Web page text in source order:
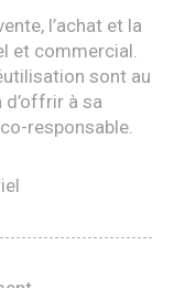
l’achat et la
et commercial.
sont au
à sa
responsable.